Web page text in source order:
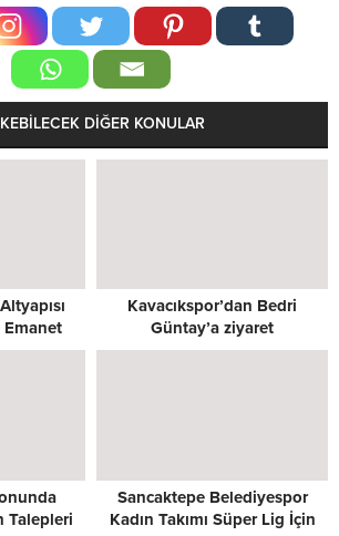
DİĞER KONULAR
Emanet
Kavacıkspor’dan Bedri
Güntay’a ziyaret
Talepleri
Sancaktepe Belediyespor
Kadın Takımı Süper Lig İçin